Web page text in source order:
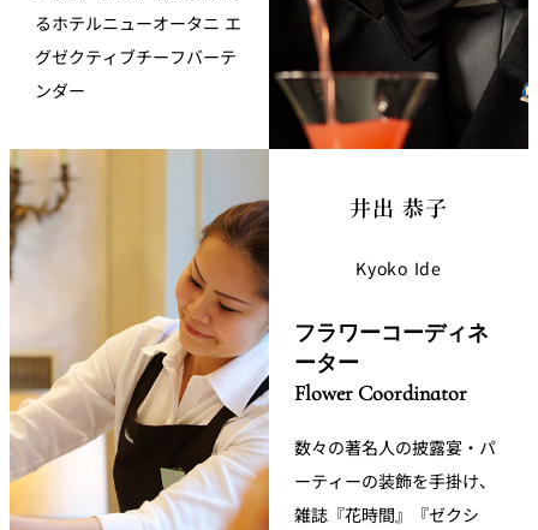
るホテルニューオータニ エ
グゼクティブチーフバーテ
ンダー
井出 恭子
Kyoko Ide
フラワーコーディネ
ーター
Flower Coordinator
数々の著名人の披露宴・パ
ーティーの装飾を手掛け、
雑誌『花時間』『ゼクシ